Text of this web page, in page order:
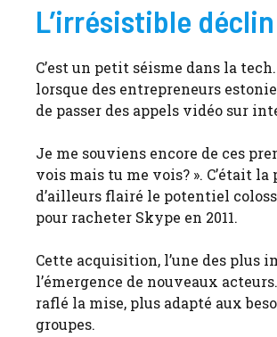
L’irrésistible
C’est un petit séisme dans la
lorsque des entrepreneurs
de passer des appels vidéo sur
Je me souviens encore de ces
vois mais tu me vois? ». C’était
d’ailleurs flairé le potentiel
pour racheter Skype en 2011.
Cette acquisition, l’une des plus
l’émergence de nouveaux
raflé la mise, plus adapté aux
groupes.